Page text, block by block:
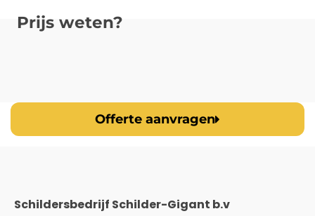
Prijs weten?
Offerte aanvragen
Schildersbedrijf Schilder-Gigant b.v